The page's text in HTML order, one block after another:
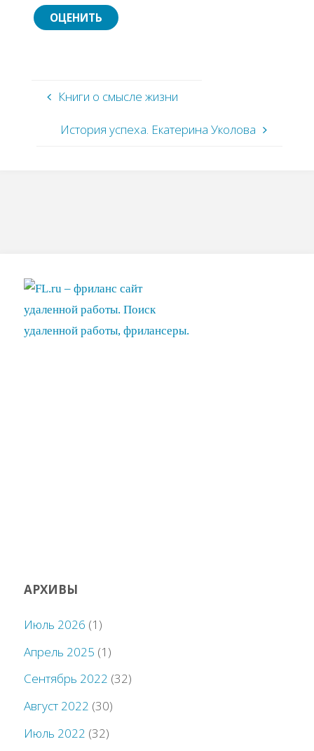
Книги о смысле жизни
История успеха. Екатерина Уколова
АРХИВЫ
Июль 2026 (1)
Апрель 2025 (1)
Сентябрь 2022 (32)
Август 2022 (30)
Июль 2022 (32)